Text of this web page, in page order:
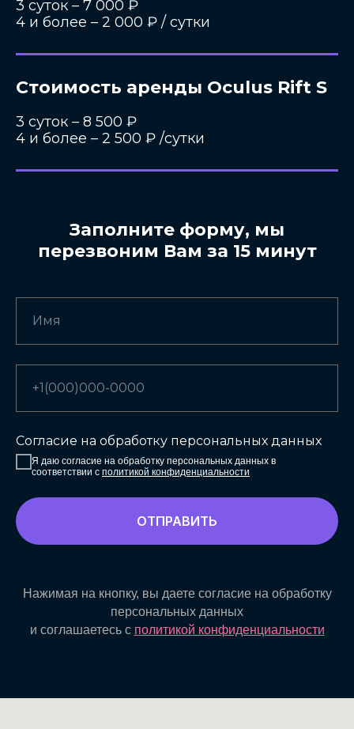
3 суток – 7 000 ₽
4 и более – 2 000 ₽ / сутки
Стоимость аренды Oculus Rift S
3 суток – 8 500 ₽
4 и более – 2 500 ₽ /сутки
Заполните форму, мы
перезвоним Вам за 15 минут
Согласие на обработку персональных данных
Я даю согласие на обработку персональных данных в
соответствии с политикой конфиденциальности
ОТПРАВИТЬ
Нажимая на кнопку, вы даете согласие на обработку
персональных данных
и соглашаетесь c политикой конфиденциальности